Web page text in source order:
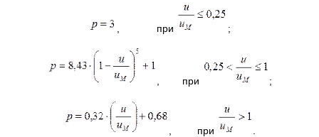
, при ;
, при ;
, при